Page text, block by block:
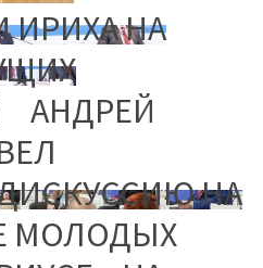
ИРИХА НА
АНДРЕЙ
НА
МОЛОДЫХ